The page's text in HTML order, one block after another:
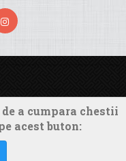
a cumpara chestii
acest buton: